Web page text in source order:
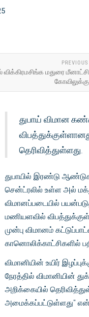
மதுரை
துபாய் விமான
தெரிவித்துள்ளது.
துபாயில் இரண்டு
சென்ட்ரலில் உள்ள அல்
விமானப்படையில்
மணியளவில்
முன்பு விமானம்
கானொலிக்காட்சிகளில்
விமானியின் உயிர்
நேரத்தில் விமானியின்
அறிக்கையில்
அமைக்கப்பட்டுள்ளது"